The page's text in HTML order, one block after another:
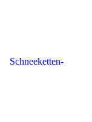
Schneeketten-